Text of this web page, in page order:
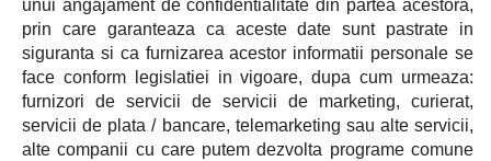
unui angajament de confidentialitate din partea acestora,
prin care garanteaza ca aceste date sunt pastrate in
siguranta si ca furnizarea acestor informatii personale se
face conform legislatiei in vigoare, dupa cum urmeaza:
furnizori de servicii de servicii de marketing, curierat,
servicii de plata / bancare, telemarketing sau alte servicii,
alte companii cu care putem dezvolta programe comune